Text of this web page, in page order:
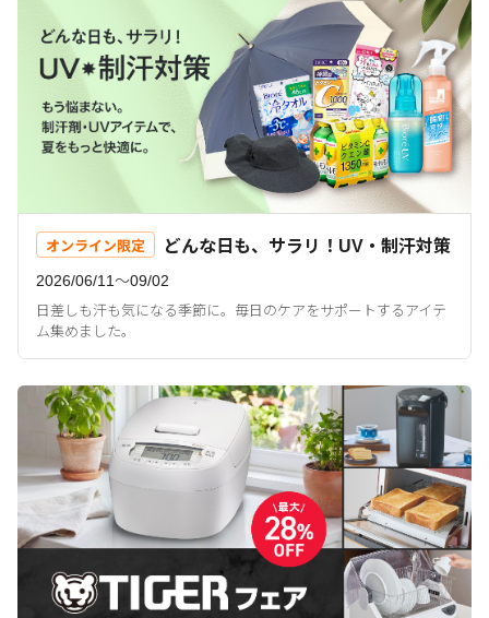
オンライン限定 どんな日も、サラリ！UV・制汗対策
2026/06/11〜09/02
日差しも汗も気になる季節に。毎日のケアをサポートするアイテ
ム集めました。